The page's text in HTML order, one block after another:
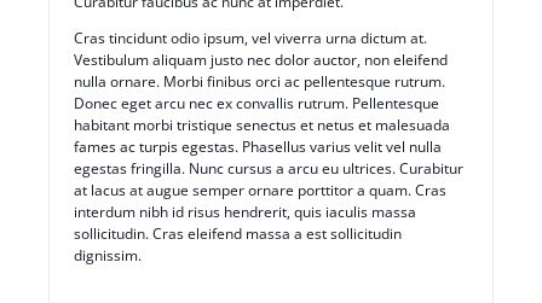
Cras tincidunt odio ipsum, vel viverra urna dictum at.
Vestibulum aliquam justo nec dolor auctor, non eleifend
nulla ornare. Morbi finibus orci ac pellentesque rutrum.
Donec eget arcu nec ex convallis rutrum. Pellentesque
habitant morbi tristique senectus et netus et malesuada
fames ac turpis egestas. Phasellus varius velit vel nulla
egestas fringilla. Nunc cursus a arcu eu ultrices. Curabitur
at lacus at augue semper ornare porttitor a quam. Cras
interdum nibh id risus hendrerit, quis iaculis massa
sollicitudin. Cras eleifend massa a est sollicitudin
dignissim.